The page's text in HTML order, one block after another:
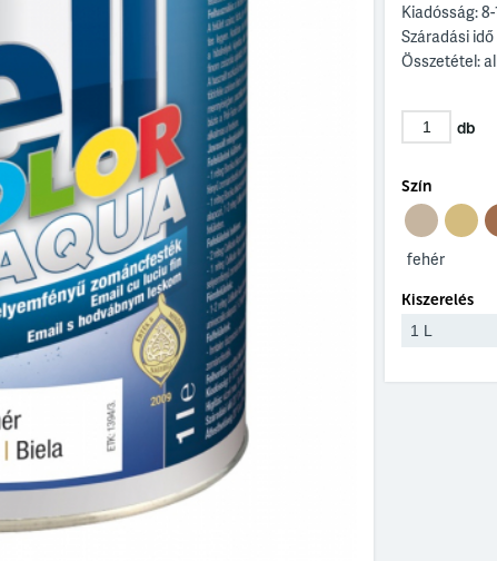
Kiadósság:
Száradási idő
Összetétel:
db
Szín
fehér
Kiszerelés